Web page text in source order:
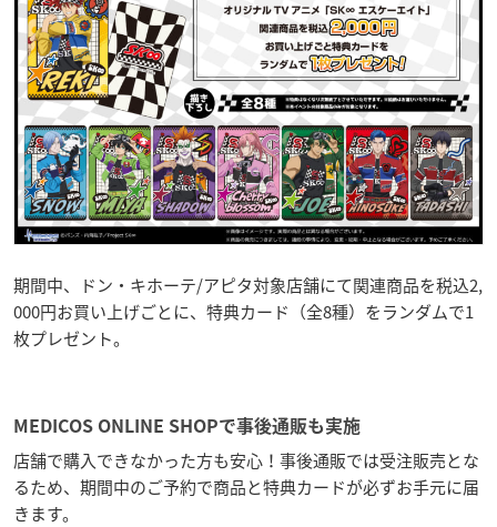
期間中、ドン・キホーテ/アピタ対象店舗にて関連商品を税込2,
000円お買い上げごとに、特典カード（全8種）をランダムで1
枚プレゼント。
MEDICOS ONLINE SHOPで事後通販も実施
店舗で購入できなかった方も安心！事後通販では受注販売とな
るため、期間中のご予約で商品と特典カードが必ずお手元に届
きます。